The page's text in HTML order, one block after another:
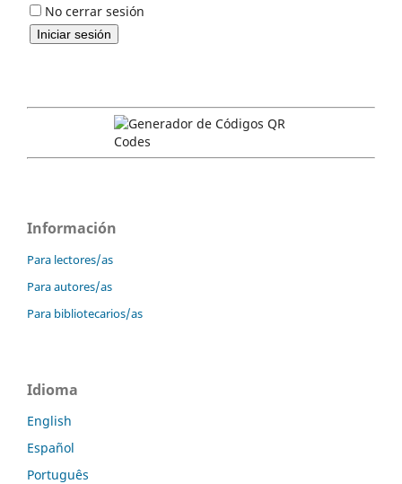
No cerrar sesión
Información
Para lectores/as
Para autores/as
Para bibliotecarios/as
Idioma
English
Español
Português